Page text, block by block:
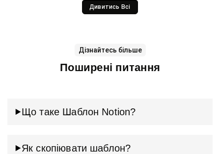
Дивитись Всі
Дізнайтесь більше
Поширені питання
Що таке Шаблон Notion?
Як скопіювати шаблон?